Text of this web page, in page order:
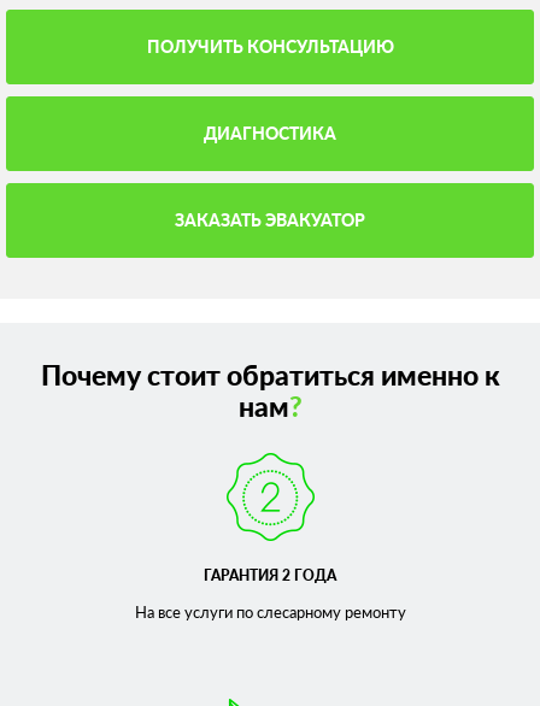
ПОЛУЧИТЬ КОНСУЛЬТАЦИЮ
ДИАГНОСТИКА
ЗАКАЗАТЬ ЭВАКУАТОР
Почему стоит обратиться именно к
нам?
ГАРАНТИЯ 2 ГОДА
На все услуги по слесарномуремонту